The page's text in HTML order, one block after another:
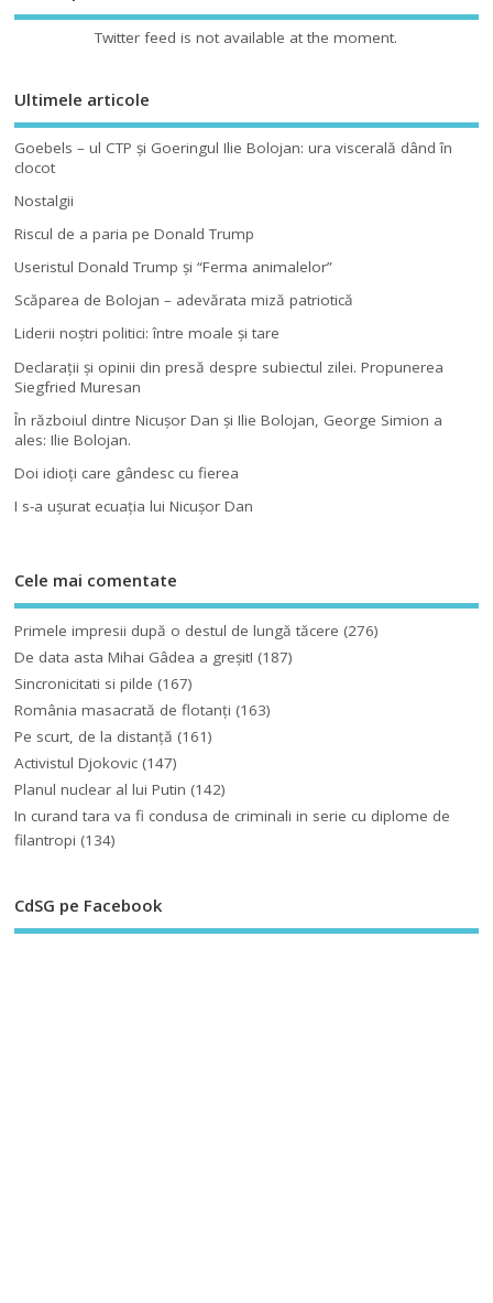
Twitter feed is not available at the moment.
Ultimele articole
Goebels – ul CTP şi Goeringul Ilie Bolojan: ura viscerală dând în
clocot
Nostalgii
Riscul de a paria pe Donald Trump
Useristul Donald Trump şi “Ferma animalelor”
Scăparea de Bolojan – adevărata miză patriotică
Liderii noştri politici: între moale şi tare
Declaraţii şi opinii din presă despre subiectul zilei. Propunerea
Siegfried Muresan
În războiul dintre Nicuşor Dan şi Ilie Bolojan, George Simion a
ales: Ilie Bolojan.
Doi idioţi care gândesc cu fierea
I s-a uşurat ecuaţia lui Nicuşor Dan
Cele mai comentate
Primele impresii după o destul de lungă tăcere (276)
De data asta Mihai Gâdea a greşit! (187)
Sincronicitati si pilde (167)
România masacrată de flotanţi (163)
Pe scurt, de la distanță (161)
Activistul Djokovic (147)
Planul nuclear al lui Putin (142)
In curand tara va fi condusa de criminali in serie cu diplome de
filantropi (134)
CdSG pe Facebook